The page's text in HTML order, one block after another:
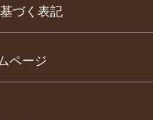
づく表記
ページ